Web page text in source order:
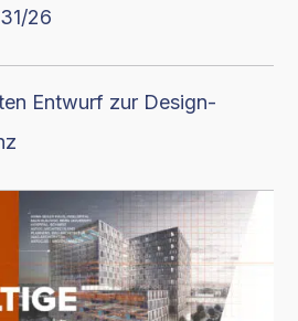
26
Entwurf zur Design-